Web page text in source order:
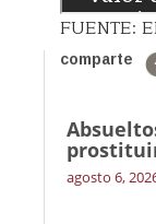
FUENTE:
comparte
agosto 6,